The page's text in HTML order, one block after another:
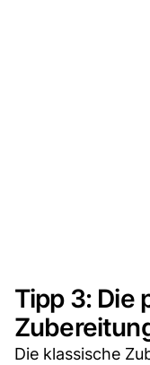
Tipp 3: Die
Die klassische